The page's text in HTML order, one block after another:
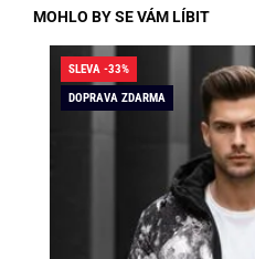
MOHLO BY SE VÁM LÍBIT
SLEVA -33%
DOPRAVA ZDARMA